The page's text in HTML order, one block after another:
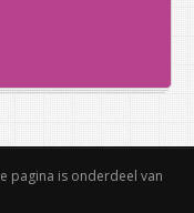
pagina is onderdeel van